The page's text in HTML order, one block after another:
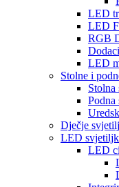
LED
LED
RGB
LED
Stolne i
Stolna
Podna
Dječje
LED
LED